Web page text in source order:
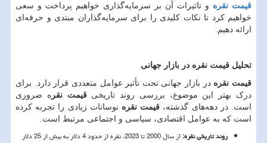
قیمت نقره و تاثیرات آن بر سرمایهگذاری خواهیم پرداخت و سعی
خواهیم کرد تا نکات کلیدی را برای سرمایهگذاران مبتدی و حرفهای
ارائه دهیم.
تحلیل قیمت نقره در بازار جهانی
قیمت نقره در بازار جهانی تحت تأثیر عوامل متعددی قرار دارد. برای
درک بهتر این موضوع، بررسی روند تاریخیقیمت نقره ضروری
است. در دهههای گذشته، قیمت نقره نوسانات زیادی را تجربه کرده
است که به عوامل اقتصادی، سیاسی و اجتماعی مرتبط است.
روند تاریخی نقره:
از سال 2000 تا 2023، نقره از حدود 4 دلار به بیش از 25 دلار